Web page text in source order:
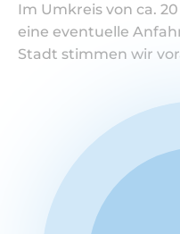
Im Umkreis von ca.
eine eventuelle
Stadt stimmen wir